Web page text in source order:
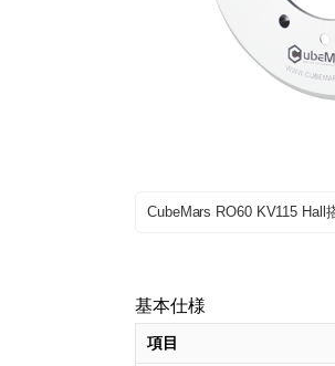
CubeMars RO60 KV115 Hall
基本仕様
項目